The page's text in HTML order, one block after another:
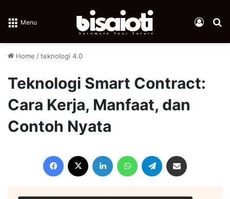
Menu Log In
Home /teknologi 4.0
Teknologi Smart Contract:
Cara Kerja, Manfaat, dan
Contoh Nyata
Facebook LinkedIn WhatsAppTelegram